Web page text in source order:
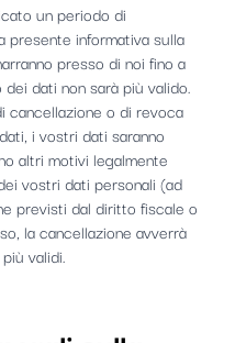
un periodo di
presente informativa sulla
presso di noi fino a
dati non sarà più valido.
o di revoca
i vostri dati saranno
altri motivi legalmente
vostri dati personali (ad
previsti dal diritto fiscale o
la cancellazione avverrà
validi.